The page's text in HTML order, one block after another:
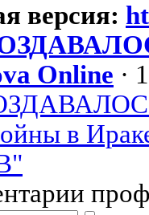
версия:
Online ·
в